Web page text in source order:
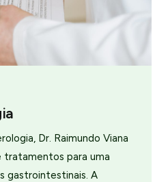
Dr. Raimundo Viana
para uma
gastrointestinais. A